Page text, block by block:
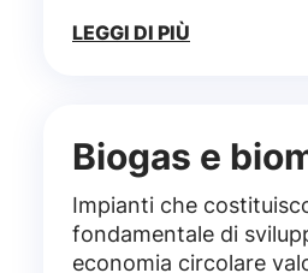
LEGGI DI PIÙ
Biogas e
Impianti che
fondamentale di
economia circolare